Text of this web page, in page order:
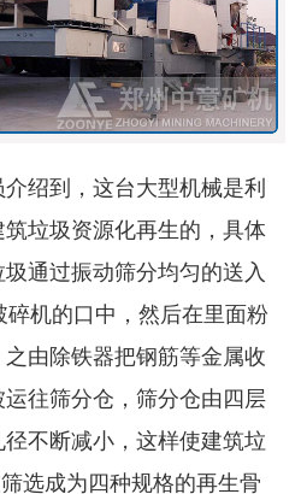
绍到，这台大型机械是利
垃圾资源化再生的，具体
通过振动筛分均匀的送入
机的口中，然后在里面粉
由除铁器把钢筋等金属收
往筛分仓，筛分仓由四层
不断减小，这样使建筑垃
选成为四种规格的再生骨